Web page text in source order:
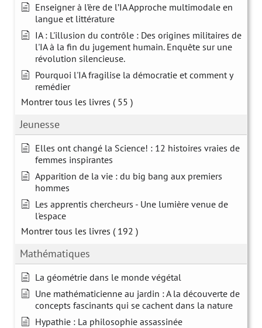
Enseigner à l’ère de l’IA Approche multimodale en
langue et littérature
IA : L'illusion du contrôle : Des origines militaires de
l'IA à la fin du jugement humain. Enquête sur une
révolution silencieuse.
Pourquoi l'IA fragilise la démocratie et comment y
remédier
Montrer tous les livres ( 55 )
Jeunesse
Elles ont changé la Science! : 12 histoires vraies de
femmes inspirantes
Apparition de la vie : du big bang aux premiers
hommes
Les apprentis chercheurs - Une lumière venue de
l'espace
Montrer tous les livres ( 192 )
Mathématiques
La géométrie dans le monde végétal
Une mathématicienne au jardin : A la découverte de
concepts fascinants qui se cachent dans la nature
Hypathie : La philosophie assassinée